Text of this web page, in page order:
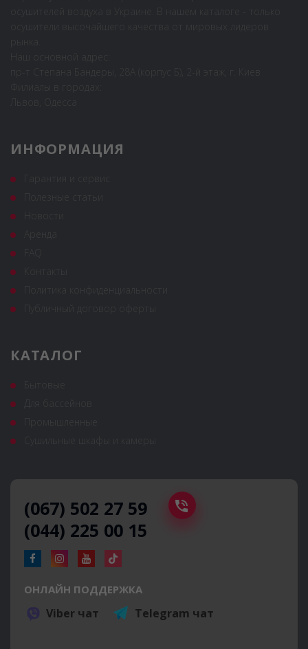
ИНФОРМАЦИЯ
КАТАЛОГ
(067) 502 27 59
(044) 225 00 15
ОНЛАЙН ПОДДЕРЖКА
Viber чат Telegram чат